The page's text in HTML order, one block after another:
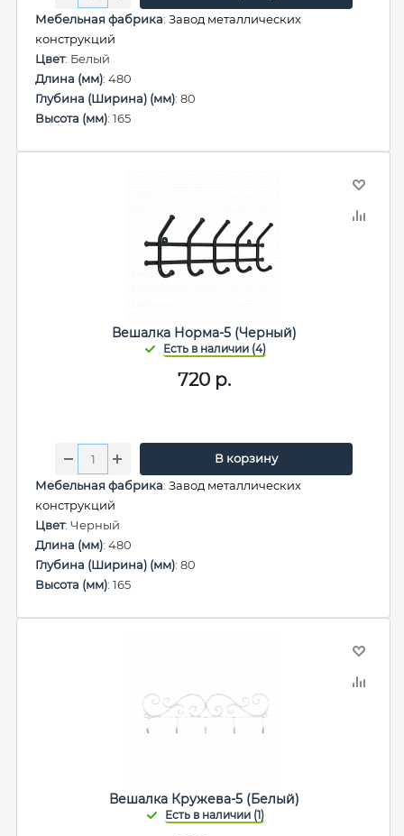
Мебельная фабрика: Завод металлических
конструкций
Цвет: Белый
Длина (мм): 480
Глубина (Ширина) (мм): 80
Высота (мм): 165
Вешалка Норма-5 (Черный)
720р.
В корзину
Мебельная фабрика: Завод металлических
конструкций
Цвет: Черный
Длина (мм): 480
Глубина (Ширина) (мм): 80
Высота (мм): 165
Вешалка Кружева-5 (Белый)